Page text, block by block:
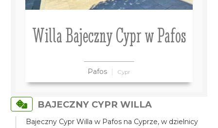
Willa Bajeczny Cypr w Pafos
Pafos Cypr
BAJECZNY CYPR WILLA
Bajeczny Cypr Willa w Pafos na Cyprze, w dzielnicy